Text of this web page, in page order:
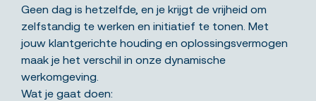
Geen dag is hetzelfde, en je krijgt de vrijheid om
zelfstandig te werken en initiatief te tonen. Met
jouw klantgerichte houding en oplossingsvermogen
maak je het verschil in onze dynamische
werkomgeving.
Wat je gaat doen: